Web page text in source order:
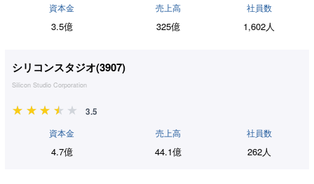
資本金
3.5億
売上高
325億
社員数
1,602人
シリコンスタジオ(3907)
Silicon Studio Corporation
3.5
資本金
4.7億
売上高
44.1億
社員数
262人